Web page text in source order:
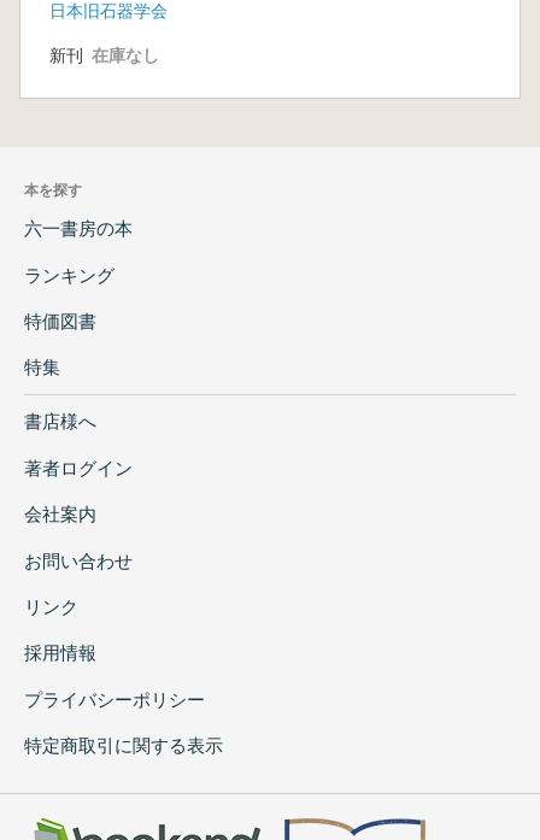
日本旧石器学会
新刊 在庫なし
本を探す
六一書房の本
ランキング
特価図書
特集
書店様へ
著者ログイン
会社案内
お問い合わせ
リンク
採用情報
プライバシーポリシー
特定商取引に関する表示